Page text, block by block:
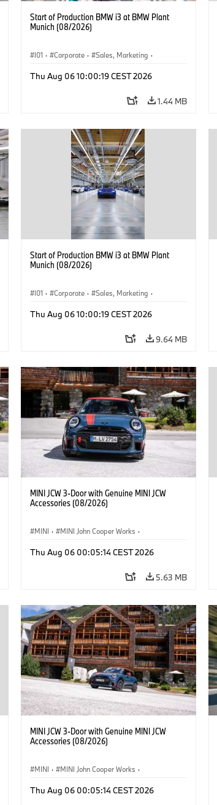
Start of Production BMW i3 at BMW Plant
Munich (08/2026)
I01 · Corporate · Sales, Marketing ·
Thu Aug 06 10:00:19 CEST 2026
1.44 MB
Start of Production BMW i3 at BMW Plant
Munich (08/2026)
I01 · Corporate · Sales, Marketing ·
Thu Aug 06 10:00:19 CEST 2026
9.64 MB
MINI JCW 3-Door with Genuine MINI JCW
Accessories (08/2026)
MINI · MINI John Cooper Works ·
Optional Extras, Accessories
Thu Aug 06 00:05:14 CEST 2026
5.63 MB
MINI JCW 3-Door with Genuine MINI JCW
Accessories (08/2026)
MINI · MINI John Cooper Works ·
Optional Extras, Accessories
Thu Aug 06 00:05:14 CEST 2026